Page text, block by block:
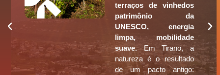
terraços de vinhedos
patrimônio da
UNESCO, energia
limpa, mobilidade
suave.Em Tirano, a
natureza é o resultado
de um pacto antigo: